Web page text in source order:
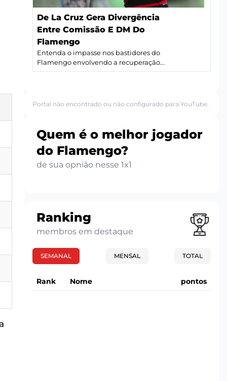
De La Cruz Gera Divergência
Entre Comissão E DM Do
Flamengo
Entenda o impasse nos bastidores do
Flamengo envolvendo a recuperação...
Portal não encontrado ou não configurado para YouTube.
Quem é o melhor jogador
do Flamengo?
de sua opnião nesse 1x1
Ranking
membros em destaque
SEMANAL MENSAL TOTAL
Rank Nome pontos